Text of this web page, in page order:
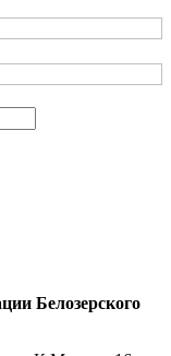
Белозерского